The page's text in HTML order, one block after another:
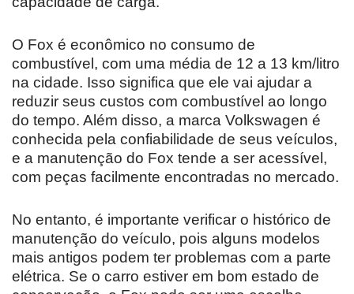
O Fox é econômico no consumo de
combustível, com uma média de 12 a 13 km/litro
na cidade. Isso significa que ele vai ajudar a
reduzir seus custos com combustível ao longo
do tempo. Além disso, a marca Volkswagen é
conhecida pela confiabilidade de seus veículos,
e a manutenção do Fox tende a ser acessível,
com peças facilmente encontradas no mercado.
No entanto, é importante verificar o histórico de
manutenção do veículo, pois alguns modelos
mais antigos podem ter problemas com a parte
elétrica. Se o carro estiver em bom estado de